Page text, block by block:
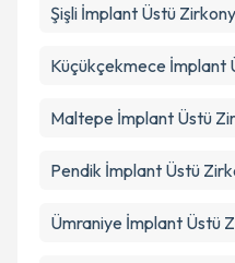
Şişli İmplant Üstü
Küçükçekmece İmplant
Maltepe İmplant Üstü
Pendik İmplant Üstü
Ümraniye İmplant Üstü